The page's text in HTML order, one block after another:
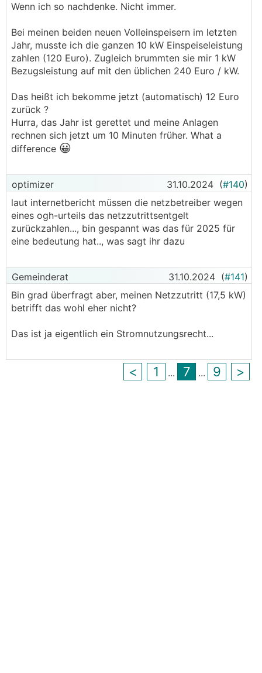
Wenn ich so nachdenke. Nicht immer.
Bei meinen beiden neuen Volleinspeisern im letzten
Jahr, musste ich die ganzen 10 kW Einspeiseleistung
zahlen (120 Euro). Zugleich brummten sie mir 1 kW
Bezugsleistung auf mit den üblichen 240 Euro / kW.
Das heißt ich bekomme jetzt (automatisch) 12 Euro
zurück ?
Hurra, das Jahr ist gerettet und meine Anlagen
rechnen sich jetzt um 10 Minuten früher. What a
difference 😀
optimizer 31.10.2024 (#140)
laut internetbericht müssen die netzbetreiber wegen
eines ogh-urteils das netzzutrittsentgelt
zurückzahlen..., bin gespannt was das für 2025 für
eine bedeutung hat.., was sagt ihr dazu
Gemeinderat 31.10.2024 (#141)
Bin grad überfragt aber, meinen Netzzutritt (17,5 kW)
betrifft das wohl eher nicht?
Das ist ja eigentlich ein Stromnutzungsrecht...
< 1 ... 7 ... 9 >